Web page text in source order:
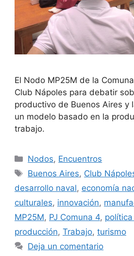
El Nodo MP25M de la
Club Nápoles para debatir
productivo de Buenos Aires y
un modelo basado en la
trabajo.
Nodos, Encuentros
Buenos Aires, Club
desarrollo naval, economía
culturales, innovación,
MP25M, PJ Comuna 4,
producción, Trabajo, turismo
Deja un comentario